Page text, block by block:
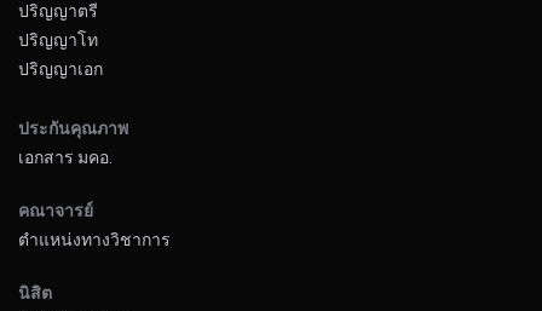
ปริญญาตรี
ปริญญาโท
ปริญญาเอก
ประกันคุณภาพ
เอกสาร มคอ.
คณาจารย์
ตำแหน่งทางวิชาการ
นิสิต